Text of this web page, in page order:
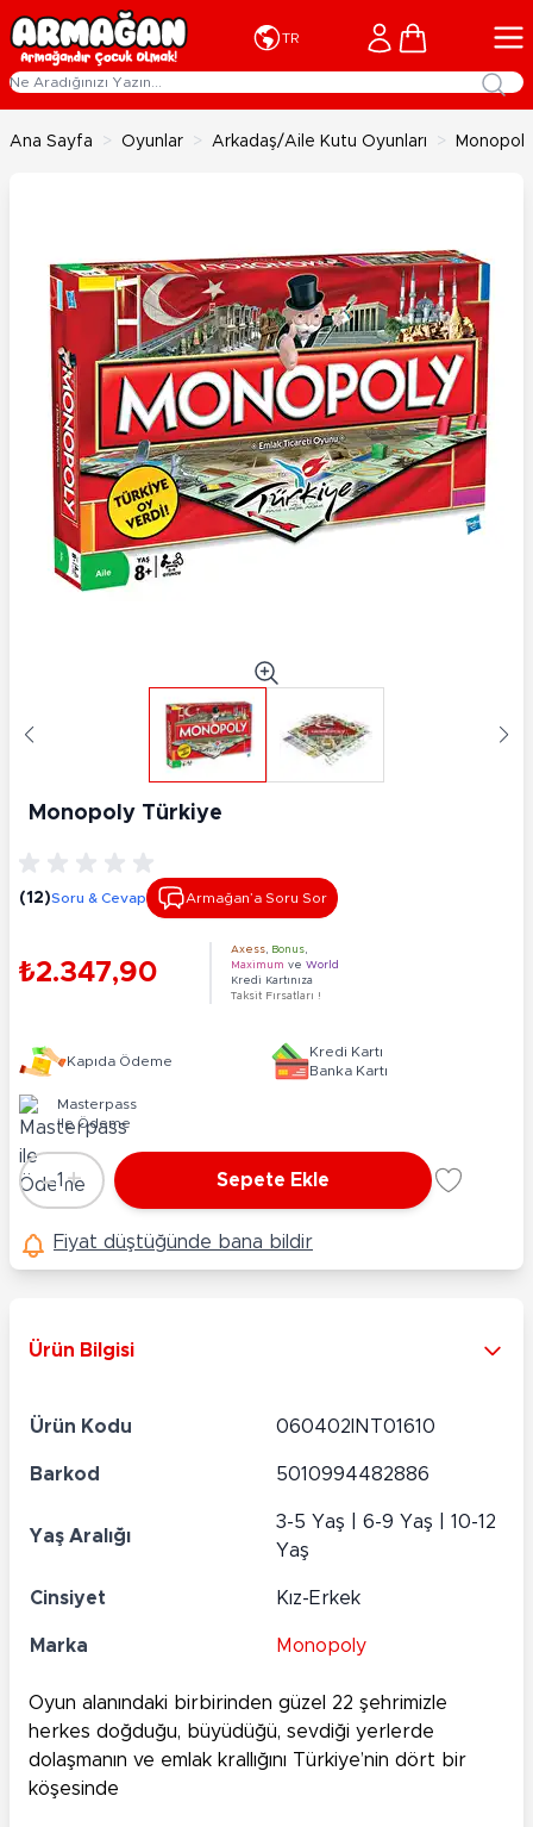
İçeriğe geç
TR Cart
Ana Sayfa > Oyunlar > Arkadaş/Aile Kutu Oyunları >
Monopoly Türkiye
(12)Soru & Cevap Armağan’a Soru Sor
₺2.347,90
Axess Bonus
Maximum ve World
Kredi Kartınıza
Taksit Fırsatları !
Kapıda Ödeme
Kredi Kartı
Banka Kartı
Masterpass
ile Ödeme
Adet
-1 + Sepete Ekle
Fiyat düştüğünde bana bildir
Ürün Bilgisi
Ürün Kodu 060402INT01610
Barkod 5010994482886
Yaş Aralığı
3-5 Yaş | 6-9 Yaş | 10-12
Yaş
Cinsiyet Kız-Erkek
Marka Monopoly
Oyun alanındaki birbirinden güzel 22 şehrimizle
herkes doğduğu, büyüdüğü, sevdiği yerlerde
dolaşmanın ve emlak krallığını Türkiye’nin dört bir
köşesinde